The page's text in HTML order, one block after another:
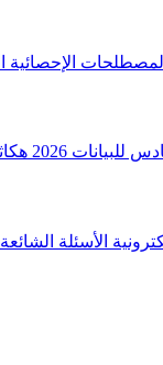
الإحصائية
2026
الأسئلة الشائعة